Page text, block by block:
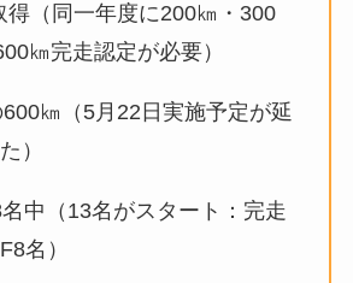
得（同一年度に200㎞・300
㎞完走認定が必要）
㎞（5月22日実施予定が延
）
中（13名がスタート：完走
名）